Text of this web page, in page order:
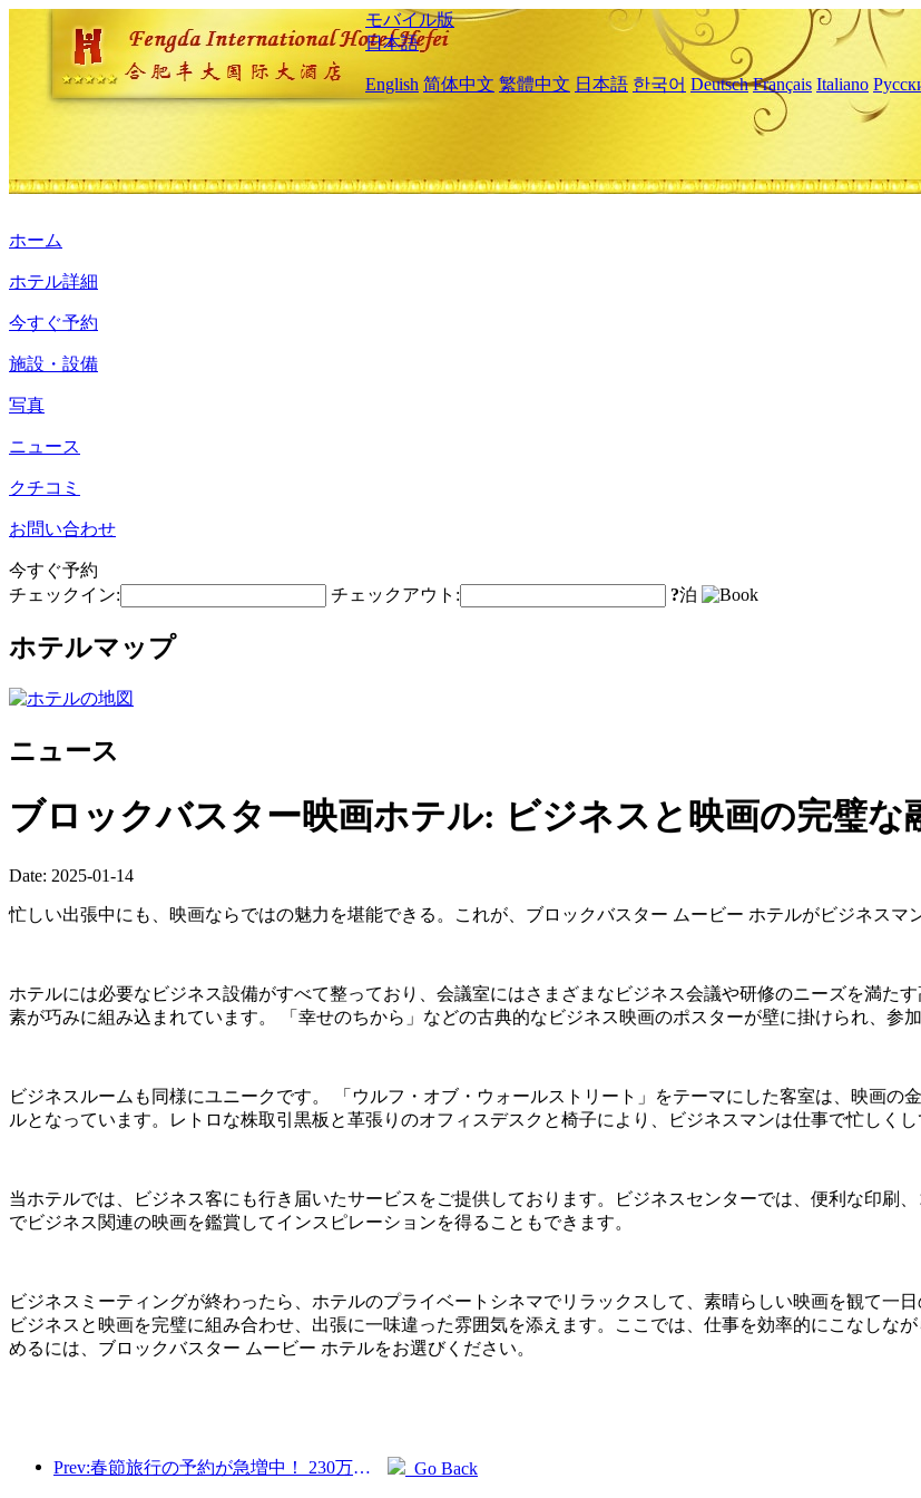
モバイル版
日本語
English 简体中文 繁體中文 日本語 한국어 Deutsch Français Italiano
ホーム
ホテル詳細
今すぐ予約
施設・設備
写真
ニュース
クチコミ
お問い合わせ
今すぐ予約
チェックイン:
チェックアウト: ?泊
ホテルマップ
ニュース
ブロックバスター映画ホテル: ビジネスと映画の完璧な
Date: 2025-01-14
忙しい出張中にも、映画ならではの魅力を堪能できる。これが、ブロックバスター ムービー ホテルがビジネスマ
ホテルには必要なビジネス設備がすべて整っており、会議室にはさまざまなビジネス会議や研修のニーズを満た
素が巧みに組み込まれています。 「幸せのちから」などの古典的なビジネス映画のポスターが壁に掛けられ、参
ビジネスルームも同様にユニークです。 「ウルフ・オブ・ウォールストリート」をテーマにした客室は、映画の
ルとなっています。レトロな株取引黒板と革張りのオフィスデスクと椅子により、ビジネスマンは仕事で忙しく
当ホテルでは、ビジネス客にも行き届いたサービスをご提供しております。ビジネスセンターでは、便利な印刷
でビジネス関連の映画を鑑賞してインスピレーションを得ることもできます。
ビジネスミーティングが終わったら、ホテルのプライベートシネマでリラックスして、素晴らしい映画を観て一
ビジネスと映画を完璧に組み合わせ、出張に一味違った雰囲気を添えます。ここでは、仕事を効率的にこなしな
めるには、ブロックバスター ムービー ホテルをお選びください。
Prev:春節旅行の予約が急増中！ 230万のホテル会社が好調なスタートを切る可能性 Go Back